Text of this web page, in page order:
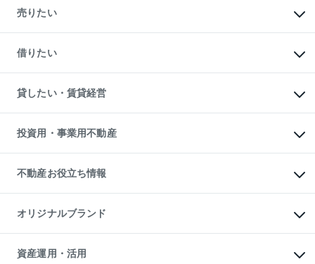
新築・分譲マンションの購入
中古マンションの購入
一戸建ての購入
中古一戸建ての購入
不動産購入の流れ
注目キーワード物件特集
購入ガイド
English 繁体中文簡体中文
売りたい
一戸建ての売却・査定
土地の売却・査定
スピードAI査定
不動産査定について
不動産売却の流れ
不動産買換えの流れ
売却ガイド
借りたい
オフィス・店舗の賃貸
借りるときの流れ
借りるガイド
貸したい・賃貸経営
マンション賃料データ
賃貸管理プラン
リロケーションについて
貸すガイド
投資用・事業用不動産
事業用不動産
マンション投資
投資用マンション
アパート経営
収益物件
ビル購入（ビル一棟）
投資用不動産の売却査定
不動産お役立ち情報
マンションライブラリー
人気マンションランキング
暮らしに役立つ不動産メディア
不動産相場・不動産価格情報
オリジナルブランド
一棟リノベーションマンション
L`GENTE（ルジェンテ）
資産運用・活用